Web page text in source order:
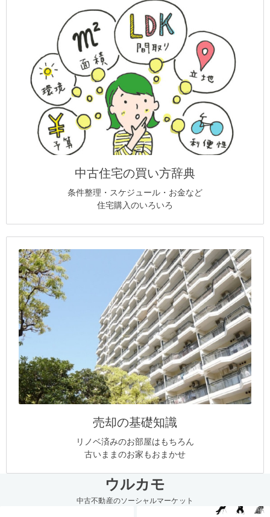
中古住宅の買い方辞典
条件整理・スケジュール・お金など
住宅購入のいろいろ
売却の基礎知識
リノベ済みのお部屋はもちろん
古いままのお家もおまかせ
ウルカモ
中古不動産のソーシャルマーケット